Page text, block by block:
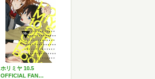
ホリミヤ 10.5
OFFICIAL FAN…